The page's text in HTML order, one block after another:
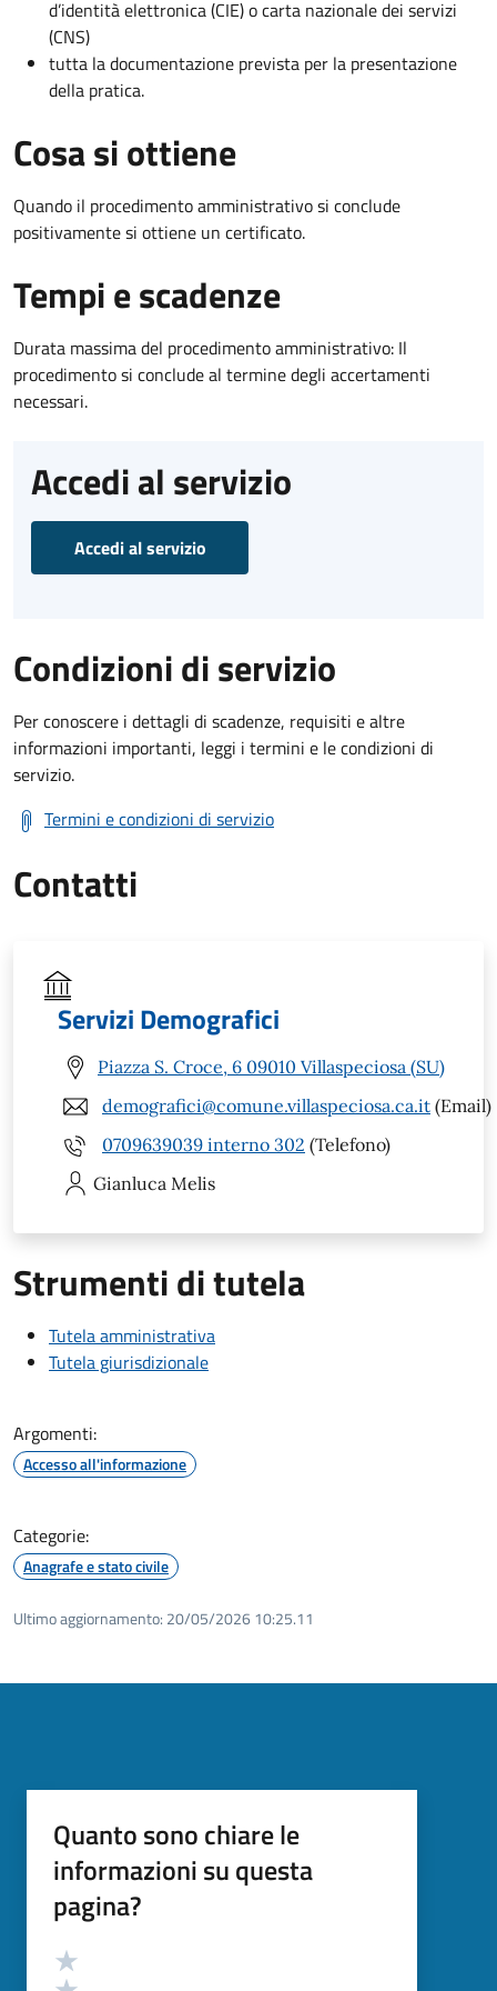
d’identità elettronica (CIE) o carta nazionale dei servizi
(CNS)
tutta la documentazione prevista per la presentazione
della pratica.
Cosa si ottiene
Quando il procedimento amministrativo si conclude
positivamente si ottiene un certificato.
Tempi e scadenze
Durata massima del procedimento amministrativo: Il
procedimento si conclude al termine degli accertamenti
necessari.
Accedi al servizio
Accedi al servizio
Condizioni di servizio
Per conoscere i dettagli di scadenze, requisiti e altre
informazioni importanti, leggi i termini e le condizioni di
servizio.
Termini e condizioni di servizio
Contatti
Servizi Demografici
Piazza S. Croce, 6 09010 Villaspeciosa (SU)
demografici@comune.villaspeciosa.ca.it (Email)
0709639039 interno 302 (Telefono)
Gianluca Melis
Strumenti di tutela
Tutela amministrativa
Tutela giurisdizionale
Argomenti:
Accesso all'informazione
Categorie:
Anagrafe e stato civile
Ultimo aggiornamento: 20/05/2026 10:25.11
Quanto sono chiare le
informazioni su questa
pagina?
Valutazione